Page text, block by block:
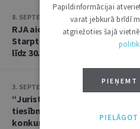
8. SEPTEMBRIS • 13:13
RJA aicina iesniegt rakstus
Starptautisko tiesību
līdz 30. septembrim
3. SEPTEMBRIS • 16:01
“Jurista Vārds” aicina jaunos
tiesībniekus pieteikties
konkursam!
Papildinformācijai
varat jebkurā brīdī
atgriežoties šajā
PIEŅEMT